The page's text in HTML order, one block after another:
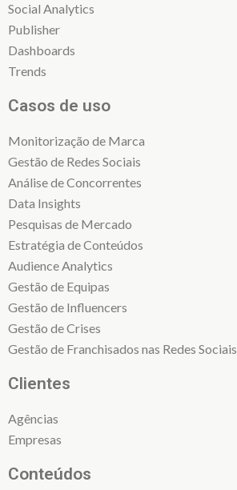
Social Analytics
Publisher
Dashboards
Trends
Casos de uso
Monitorização de Marca
Gestão de Redes Sociais
Análise de Concorrentes
Data Insights
Pesquisas de Mercado
Estratégia de Conteúdos
Audience Analytics
Gestão de Equipas
Gestão de Influencers
Gestão de Crises
Gestão de Franchisados nas Redes Sociais
Clientes
Agências
Empresas
Conteúdos